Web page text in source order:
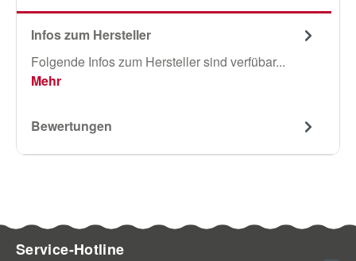
Infos zum Hersteller
Folgende Infos zum Hersteller sind verfübar...
Mehr
Bewertungen
Service-Hotline